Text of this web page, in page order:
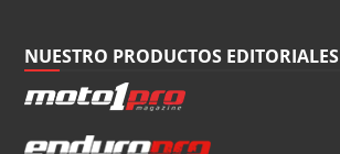
NUESTRO PRODUCTOS EDITORIALES